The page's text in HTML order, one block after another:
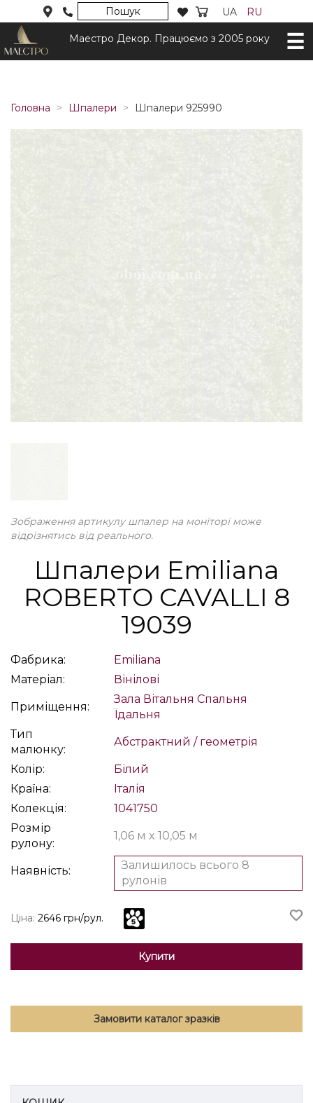
Пошук UA RU
Маестро Декор. Працюємо з 2005 року
Головна Шпалери Шпалери 925990
Зображення артикулу шпалер на моніторі може
відрізнятись від реального.
Шпалери Emiliana
ROBERTO CAVALLI 8
19039
Фабрика:
Emiliana
Матеріал:
Вінілові
Приміщення:
Зала Вітальня Спальня
Їдальня
Тип
малюнку:
Абстрактний / геометрія
Колір:
Білий
Країна:
Італія
Колекція:
1041750
Розмір
рулону:
1,06 м x 10,05 м
Наявність:
Залишилось всього 8
рулонів
Ціна: 2646 грн/рул.
Купити
Замовити каталог зразків